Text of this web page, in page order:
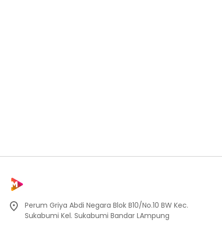
Perum Griya Abdi Negara Blok B10/No.10 BW Kec.
Sukabumi Kel. Sukabumi Bandar LAmpung